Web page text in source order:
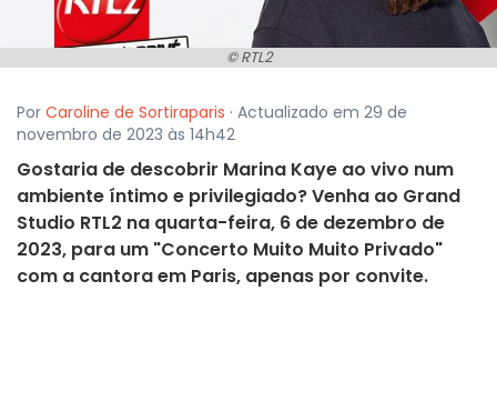
© RTL2
Por Caroline de Sortiraparis · Actualizado em 29 de
novembro de 2023 às 14h42
Gostaria de descobrir Marina Kaye ao vivo num
ambiente íntimo e privilegiado? Venha ao Grand
Studio RTL2 na quarta-feira, 6 de dezembro de
2023, para um "Concerto Muito Muito Privado"
com a cantora em Paris, apenas por convite.